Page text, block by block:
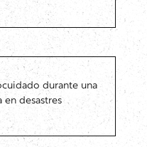
durante una
en desastres